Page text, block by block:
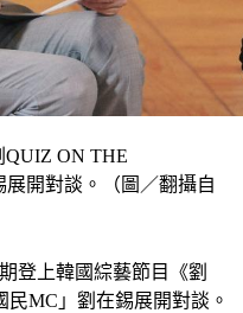
ON THE
開對談。（圖／翻攝自
登上韓國綜藝節目《劉
MC」劉在錫展開對談。